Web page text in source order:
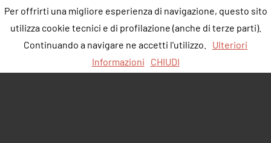
Per offrirti una migliore esperienza di navigazione, questo sito
utilizza cookie tecnici e di profilazione (anche di terze parti).
Continuando a navigare ne accetti l'utilizzo.
Ulteriori
Informazioni
CHIUDI